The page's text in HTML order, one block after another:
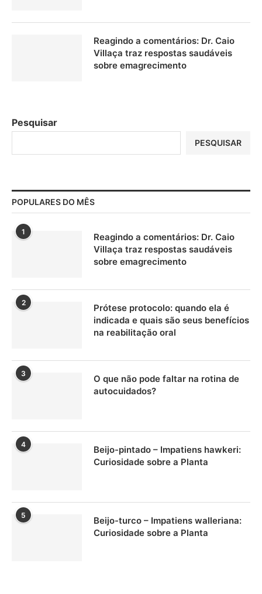
Reagindo a comentários: Dr. Caio
Villaça traz respostas saudáveis
sobre emagrecimento
Pesquisar
PESQUISAR
POPULARES DO MÊS
1
Reagindo a comentários: Dr. Caio
Villaça traz respostas saudáveis
sobre emagrecimento
2
Prótese protocolo: quando ela é
indicada e quais são seus benefícios
na reabilitação oral
3
O que não pode faltar na rotina de
autocuidados?
4
Beijo-pintado – Impatiens hawkeri:
Curiosidade sobre a Planta
5
Beijo-turco – Impatiens walleriana:
Curiosidade sobre a Planta